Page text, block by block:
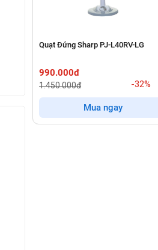
Quạt Đứng Sharp PJ-L40RV-LG
990.000đ
1.450.000đ -32%
Mua ngay